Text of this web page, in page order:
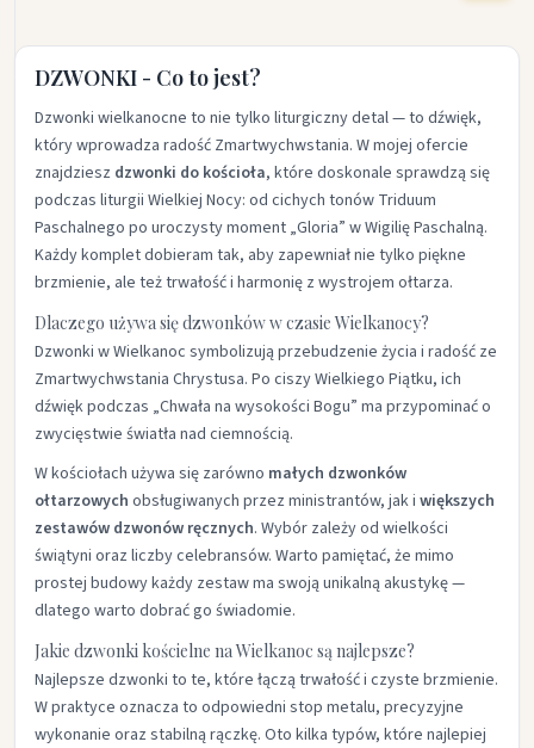
DZWONKI - Co to jest?
Dzwonki wielkanocne to nie tylko liturgiczny detal — to dźwięk,
który wprowadza radość Zmartwychwstania. W mojej ofercie
znajdziesz dzwonki do kościoła, które doskonale sprawdzą się
podczas liturgii Wielkiej Nocy: od cichych tonów Triduum
Paschalnego po uroczysty moment „Gloria” w Wigilię Paschalną.
Każdy komplet dobieram tak, aby zapewniał nie tylko piękne
brzmienie, ale też trwałość i harmonię z wystrojem ołtarza.
Dlaczego używa się dzwonków w czasie Wielkanocy?
Dzwonki w Wielkanoc symbolizują przebudzenie życia i radość ze
Zmartwychwstania Chrystusa. Po ciszy Wielkiego Piątku, ich
dźwięk podczas „Chwała na wysokości Bogu” ma przypominać o
zwycięstwie światła nad ciemnością.
W kościołach używa się zarówno małych dzwonków
ołtarzowych obsługiwanych przez ministrantów, jak i większych
zestawów dzwonów ręcznych. Wybór zależy od wielkości
świątyni oraz liczby celebransów. Warto pamiętać, że mimo
prostej budowy każdy zestaw ma swoją unikalną akustykę —
dlatego warto dobrać go świadomie.
Jakie dzwonki kościelne na Wielkanoc są najlepsze?
Najlepsze dzwonki to te, które łączą trwałość i czyste brzmienie.
W praktyce oznacza to odpowiedni stop metalu, precyzyjne
wykonanie oraz stabilną rączkę. Oto kilka typów, które najlepiej